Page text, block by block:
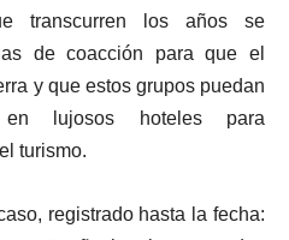
transcurren los años se
de coacción para que el
y que estos grupos puedan
lujosos hoteles para
turismo.
registrado hasta la fecha: